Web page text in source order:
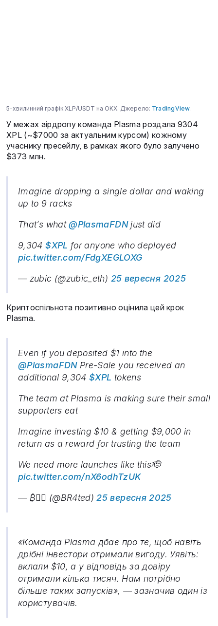
5-хвилинний графік XLP/USDT на OKX. Джерело: TradingView.
У межах аірдропу команда Plasma роздала 9304
XPL (~$7000 за актуальним курсом) кожному
учаснику пресейлу, в рамках якого було залучено
$373 млн.
Imagine dropping a single dollar and waking
up to 9 racks
That’s what@PlasmaFDNjust did
9,304$XPL for anyone who deployed
pic.twitter.com/FdgXEGLOXG
— zubic (@zubic_eth) 25 вересня 2025
Криптоспільнота позитивно оцінила цей крок
Plasma.
Even if you deposited $1 into the
@PlasmaFDNPre-Sale you received an
additional 9,304$XPL tokens
The team at Plasma is making sure their small
supporters eat
Imagine investing $10 & getting $9,000 in
return as a reward for trusting the team
We need more launches like this🫡
pic.twitter.com/nX6odhTzUK
— ₿🧞‍♂️ (@BR4ted)25 вересня 2025
«Команда Plasma дбає про те, щоб навіть
дрібні інвестори отримали вигоду. Уявіть:
вклали $10, а у відповідь за довіру
отримали кілька тисяч. Нам потрібно
більше таких запусків», — зазначив один із
користувачів.